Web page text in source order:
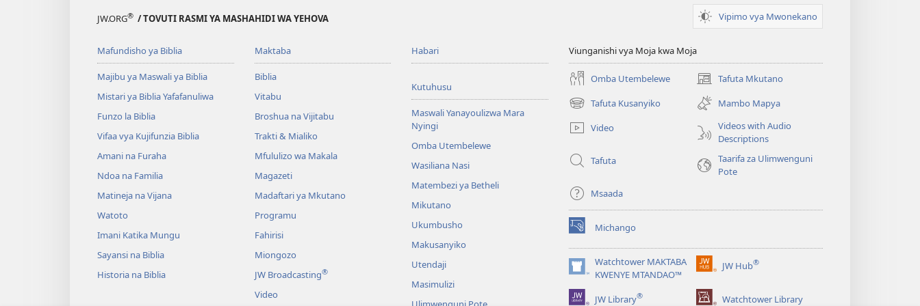
JW.ORG® / TOVUTI RASMI YA MASHAHIDI WA YEHOVA Vipimo vya Mwonekano
Mafundisho ya Biblia
Majibu ya Maswali ya Biblia
Mistari ya Biblia Yafafanuliwa
Funzo la Biblia
Vifaa vya Kujifunzia Biblia
Amani na Furaha
Ndoa na Familia
Matineja na Vijana
Watoto
Imani Katika Mungu
Sayansi na Biblia
Historia na Biblia
Maktaba
Biblia
Vitabu
Broshua na Vijitabu
Trakti & Mialiko
Mfululizo wa Makala
Magazeti
Madaftari ya Mkutano
Programu
Fahirisi
Miongozo
JW Broadcasting®
Video
Habari
Kutuhusu
Maswali Yanayoulizwa Mara
Nyingi
Omba Utembelewe
Wasiliana Nasi
Matembezi ya Betheli
Mikutano
Ukumbusho
Makusanyiko
Utendaji
Masimulizi
Viunganishi vya Moja kwa Moja
Omba Utembelewe Tafuta Mkutano
(opens
new
window)
Tafuta Kusanyiko
(opens
new
window)
Mambo Mapya
Video
Videos with Audio
Descriptions
Tafuta
Taarifa za Ulimwenguni
Pote
Msaada
Michango
(opens
new
window)Watchtower MAKTABA
KWENYE MTANDAO™
(opens
new
window)
JW Hub®
(opens
window)
JW Library® Watchtower Library